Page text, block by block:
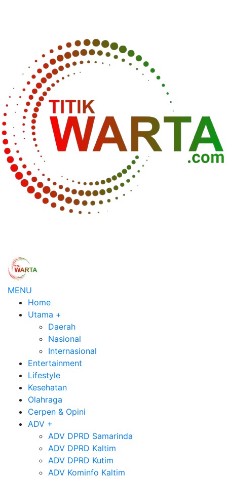
MENU
Home
Utama +
Daerah
Nasional
Internasional
Entertainment
Lifestyle
Kesehatan
Olahraga
Cerpen & Opini
ADV +
ADV DPRD Samarinda
ADV DPRD Kaltim
ADV DPRD Kutim
ADV Kominfo Kaltim